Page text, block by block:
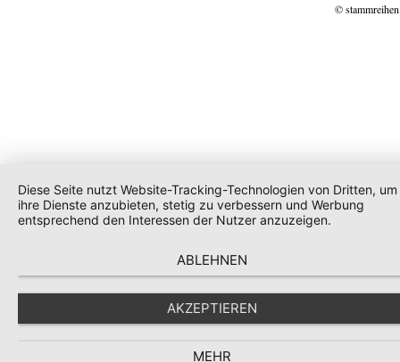
©
Diese Seite nutzt Website-Tracking-Technologien von Dritten, um
ihre Dienste anzubieten, stetig zu verbessern und Werbung
entsprechend den Interessen der Nutzer anzuzeigen.
ABLEHNEN
AKZEPTIEREN
MEHR